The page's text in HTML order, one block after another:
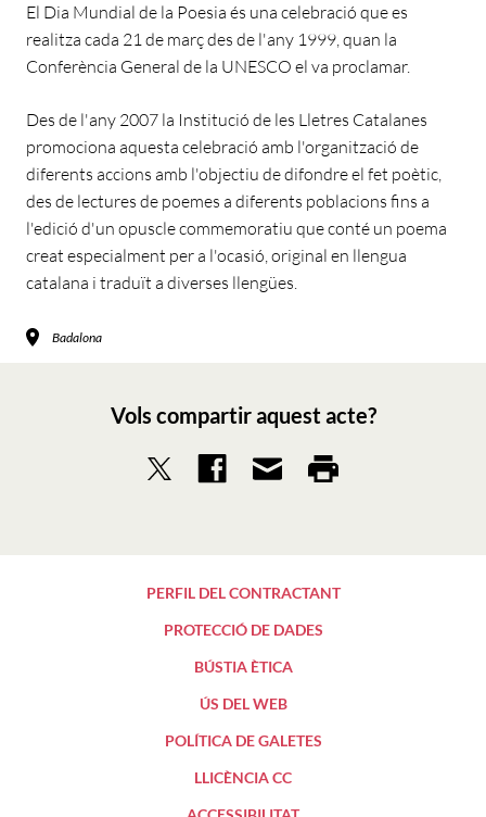
El Dia Mundial de la Poesia és una celebració que es
realitza cada 21 de març des de l'any 1999, quan la
Conferència General de la UNESCO el va proclamar.
Des de l'any 2007 la Institució de les Lletres Catalanes
promociona aquesta celebració amb l'organització de
diferents accions amb l'objectiu de difondre el fet poètic,
des de lectures de poemes a diferents poblacions fins a
l'edició d'un opuscle commemoratiu que conté un poema
creat especialment per a l'ocasió, original en llengua
catalana i traduït a diverses llengües.
Badalona
Vols compartir aquest acte?
PERFIL DEL CONTRACTANT
PROTECCIÓ DE DADES
BÚSTIA ÈTICA
ÚS DEL WEB
POLÍTICA DE GALETES
LLICÈNCIA CC